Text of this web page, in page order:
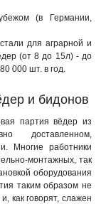
(в Германии,
для аграрной и
(от 8 до 15л) - до
000 шт. в год.
и бидонов
партия вёдер из
доставленном,
Многие работники
монтажных, так
оборудования
таким образом не
как говорят, слажен